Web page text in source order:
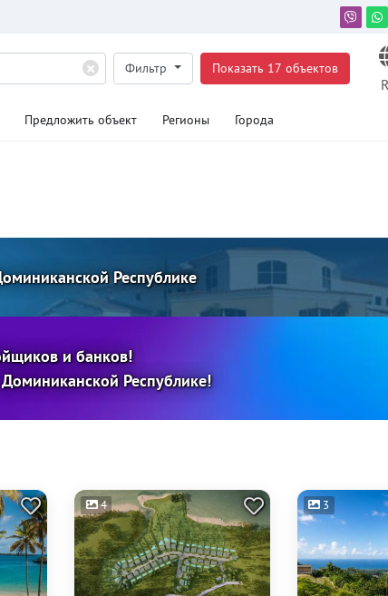
Фильтр Показать 17 объектов
Предложить объект Регионы Города
Республике
и банков!
Республике!
4 3